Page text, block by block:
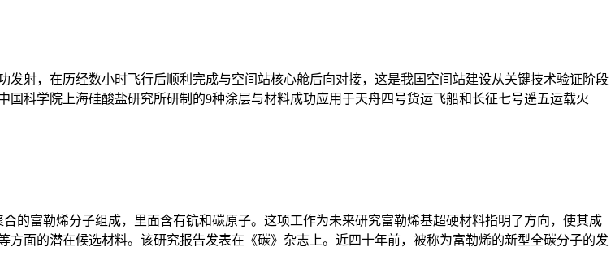
射，在历经数小时飞行后顺利完成与空间站核心舱后向对接，这是我国空间站建设从关键技术验证阶段
科学院上海硅酸盐研究所研制的9种涂层与材料成功应用于天舟四号货运飞船和长征七号遥五运载火
的富勒烯分子组成，里面含有钪和碳原子。这项工作为未来研究富勒烯基超硬材料指明了方向，使其成
面的潜在候选材料。该研究报告发表在《碳》杂志上。近四十年前，被称为富勒烯的新型全碳分子的发